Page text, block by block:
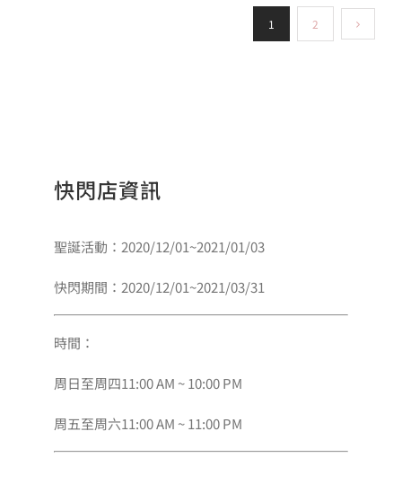
1 2
快閃店資訊
聖誕活動：2020/12/01~2021/01/03
快閃期間：2020/12/01~2021/03/31
時間：
周日至周四11:00 AM ~ 10:00 PM
周五至周六11:00 AM ~ 11:00 PM